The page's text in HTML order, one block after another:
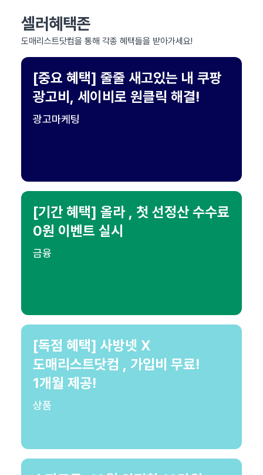
셀러혜택존
도매리스트닷컴을 통해 각종 혜택들을 받아가세요!
[중요 혜택] 줄줄 새고있는 내 쿠팡
광고비, 세이비로 원클릭 해결!
광고마케팅
[기간 혜택] 올라 , 첫 선정산 수수료
0원 이벤트 실시
금융
[독점 혜택] 사방넷 X
도매리스트닷컴 , 가입비 무료!
1개월 제공!
상품